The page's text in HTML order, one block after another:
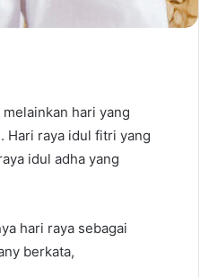
hari yang
Hari raya idul fitri yang
idul adha yang
hari raya sebagai
berkata,